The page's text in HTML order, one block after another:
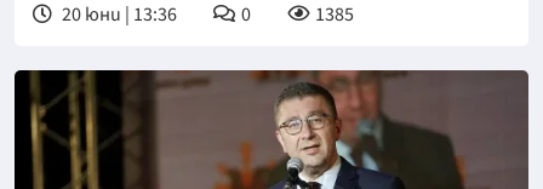
20 юни | 13:36 0 1385